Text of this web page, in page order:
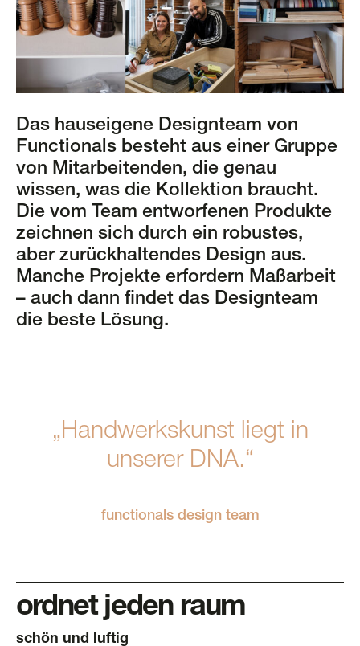
Das hauseigene Designteam von
Functionals besteht aus einer Gruppe
von Mitarbeitenden, die genau
wissen, was die Kollektion braucht.
Die vom Team entworfenen Produkte
zeichnen sich durch ein robustes,
aber zurückhaltendes Design aus.
Manche Projekte erfordern Maßarbeit
– auch dann findet das Designteam
die beste Lösung.
„Handwerkskunst liegt in
unserer DNA.“
functionals design team
ordnet jeden raum
schön und luftig